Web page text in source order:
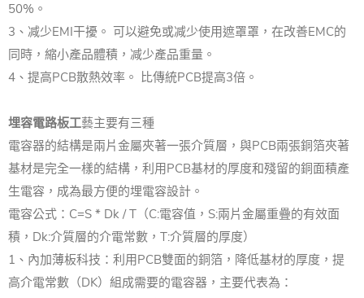
50%。
3、减少EMI干擾。 可以避免或减少使用遮罩罩，在改善EMC的
同時，縮小產品體積，减少產品重量。
4、提高PCB散熱效率。 比傳統PCB提高3倍。
埋容電路板工藝主要有三種
電容器的結構是兩片金屬夾著一張介質層，與PCB兩張銅箔夾著
基材是完全一樣的結構，利用PCB基材的厚度和殘留的銅面積產
生電容，成為最方便的埋電容設計。
電容公式：C=S * Dk / T（C:電容值，S:兩片金屬重疊的有效面
積，Dk:介質層的介電常數，T:介質層的厚度）
1、內加薄板科技：利用PCB雙面的銅箔，降低基材的厚度，提
高介電常數（DK）組成需要的電容器，主要代表為：